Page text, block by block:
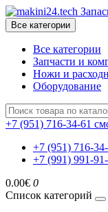
Все категории
Все категории
Запчасти и
Ножи и
Оборудование
+7 (951) 716-34-61
+7 (951) 716-34-
+7 (991) 991-
0.00€ 0
Список категорий